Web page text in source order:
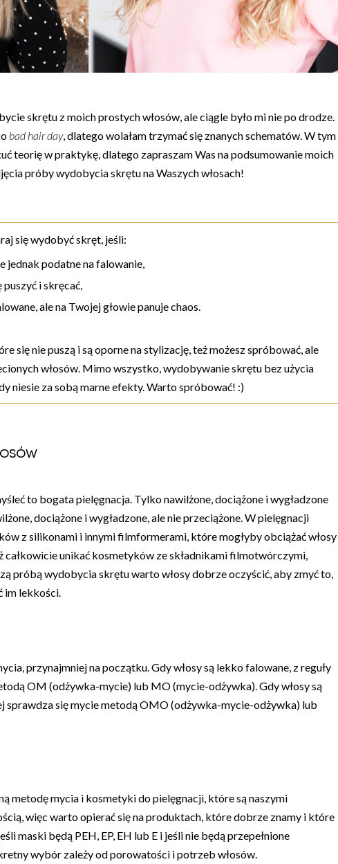
skrętu z moich prostych włosów, ale ciągle było mi nie po drodze.
bad hair day, dlatego wolałam trzymać się znanych schematów. W tym
teorię w praktykę, dlatego zapraszam Was na podsumowanie moich
próby wydobycia skrętu na Waszych włosach!
się wydobyć skręt, jeśli:
jednak podatne na falowanie,
puszyć i skręcać,
ale na Twojej głowie panuje chaos.
się nie puszą i są oporne na stylizację, też możesz spróbować, ale
włosów. Mimo wszystko, wydobywanie skrętu bez użycia
niesie za sobą marne efekty. Warto spróbować! :)
to bogata pielęgnacja. Tylko nawilżone, dociążone i wygładzone
dociążone i wygładzone, ale nie przeciążone. W pielęgnacji
z silikonami i innymi filmformerami, które mogłyby obciążać włosy
unikać kosmetyków ze składnikami filmotwórczymi,
próbą wydobycia skrętu warto włosy dobrze oczyścić, aby zmyć to,
im lekkości.
przynajmniej na początku. Gdy włosy są lekko falowane, z reguły
OM (odżywka-mycie) lub MO (mycie-odżywka). Gdy włosy są
sprawdza się mycie metodą OMO (odżywka-mycie-odżywka) lub
metodę mycia i kosmetyki do pielęgnacji, które są naszymi
więc warto opierać się na produktach, które dobrze znamy i które
maski będą PEH, EP, EH lub E i jeśli nie będą przepełnione
wybór zależy od porowatości i potrzeb włosów.